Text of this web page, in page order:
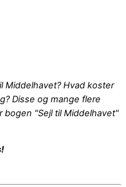
Middelhavet? Hvad koster
Disse og mange flere
bogen "Sejl til Middelhavet"